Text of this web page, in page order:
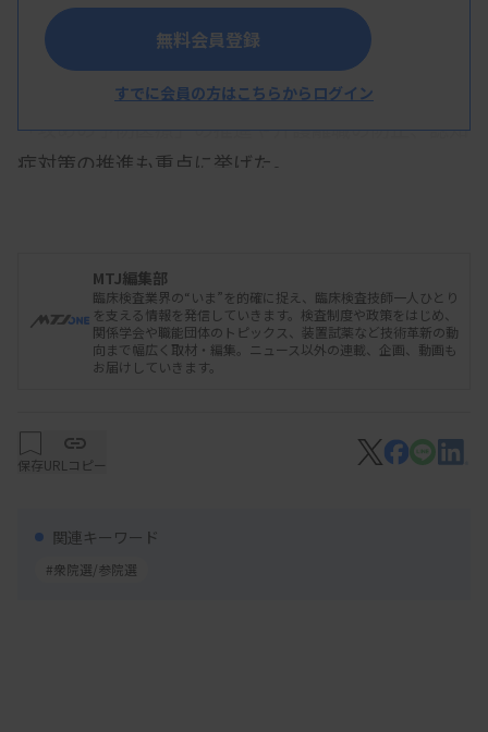
ンの充実、かかりつけ薬剤師・薬局の普及、看護職
などの確保対策も挙げた。医療・介護DXや、が
ん・難病に対するゲノム医療の推進も盛り込んだ。
「攻めの予防医療」の推進や介護離職の防止、認知
症対策の推進も重点に挙げた。
無料会員登録
すでに会員の方はこちらからログイン
MTJ編集部
臨床検査業界の“いま”を的確に捉え、臨床検査技師一人ひとり
を支える情報を発信していきます。検査制度や政策をはじめ、
関係学会や職能団体のトピックス、装置試薬など技術革新の動
向まで幅広く取材・編集。ニュース以外の連載、企画、動画も
お届けしていきます。
保存URLコピー
関連キーワード
#衆院選/参院選